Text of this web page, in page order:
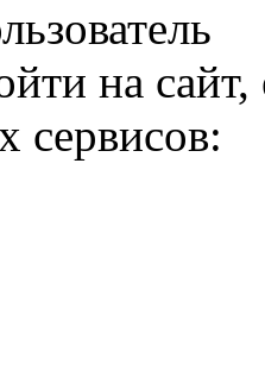
на сайт,
сервисов: